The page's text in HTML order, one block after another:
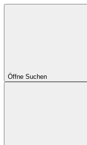
Öffne Suchen